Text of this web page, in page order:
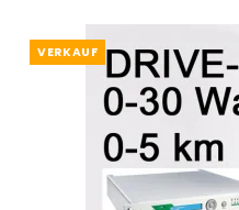
VERKAUF